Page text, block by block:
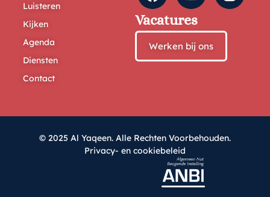
Luisteren
Kijken
Agenda
Diensten
Contact
Vacatures
Werken bij ons
© 2025 Al Yaqeen. Alle Rechten Voorbehouden.
Privacy- en cookiebeleid